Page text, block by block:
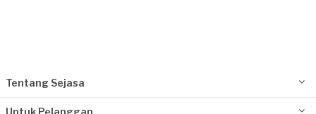
Tentang Sejasa
Untuk Pelanggan